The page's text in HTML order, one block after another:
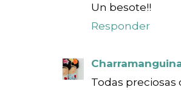
Un besote!!
Responder
Todas